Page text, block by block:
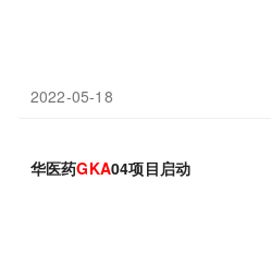
2022-05-18
华医药GKA04项目启动